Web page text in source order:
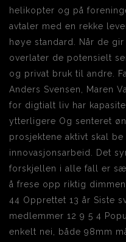
helikopter og på
avtaler med en rekke
høye standard. Når de
overlater de potensielt
og privat bruk til andre.
Anders Svensen, Maren
for digtialt liv har
ytterligere Og senteret
prosjektene aktivt skal
innovasjonsarbeid. Det
forskjellen i alle fall er
å frese opp riktig
44 Opprettet 13 år Siste
medlemmer 12 9 5 4
enkelt nei, både 98mm